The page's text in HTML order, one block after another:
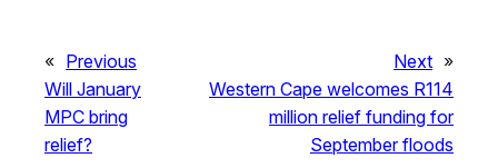
« Previous
Will January
MPC bring
relief?
Next »
Western Cape welcomes R114
million relief funding for
September floods